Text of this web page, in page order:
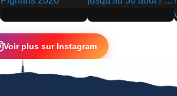
▶ ▶
Voir plus sur Instagram